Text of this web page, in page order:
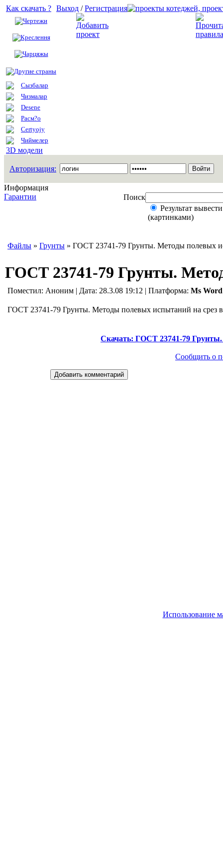
Как скачать ?
Чертежи
Креслення
Чарцяжы
Другие страны
Сызбалар
Чизмалар
Desene
Расм?о
Certyojy
Чиймелер
3D модели
Выход /Регистрация
Авторизация:
Информация
Гарантии
Поиск
Результат
(картинками)
Файлы » Грунты » ГОСТ 23741-79 Грунты. Методы полевых
ГОСТ 23741-79 Грунты.
Поместил: Аноним | Дата: 28.3.08 19:12 | Платформа: Ms Word
ГОСТ 23741-79 Грунты. Методы полевых испытаний на срез
Скачать: ГОСТ 23741-79
Сообщить о
Использование